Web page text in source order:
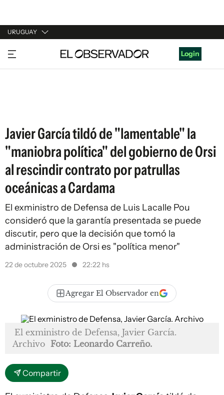
URUGUAY
URUGUAY
ARGENTINA
Login
Javier García tildó de "lamentable" la
"maniobra política" del gobierno de Orsi
al rescindir contrato por patrullas
oceánicas a Cardama
El exministro de Defensa de Luis Lacalle Pou
consideró que la garantía presentada se puede
discutir, pero que la decisión que tomó la
administración de Orsi es "política menor"
22 de octubre 2025 22:22 hs
Agregar El Observador en
El exministro de Defensa, Javier García.
Archivo Foto: Leonardo Carreño.
Compartir